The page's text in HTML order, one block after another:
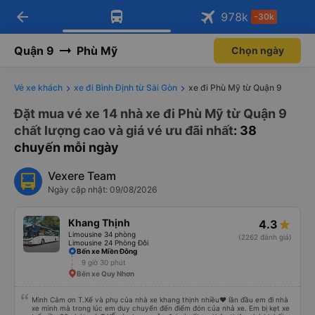
Tải app Vexere ngay!
Nhận ưu đãi thành viên độc
Mở app
Tải app Vexere
-30k/ghế khi đặt vé máy bay qua
Mở app
arrow_back 978k -30k
Quận 9 Phù Mỹ Chọn ngày
Vé xe khách xe đi Bình Định từ Sài Gòn xe đi Phù Mỹ từ Quận 9
Đặt mua vé xe 14 nhà xe đi Phù Mỹ từ Quận 9
chất lượng cao và giá vé ưu đãi nhất: 38
chuyến mỗi ngày
Vexere Team
Ngày cập nhật: 09/08/2026
Khang Thịnh
Limousine 34 phòng
Limousine 24 Phòng Đôi
4.3
(2262 đánh giá)
Bến xe Miền Đông
9 giờ 30 phút
Bến xe Quy Nhơn
Mình Cảm ơn T.Xế và phụ của nhà xe khang thịnh nhiều❤️ lần đầu em đi nhà
xe mình mà trong lúc em duy chuyển đến điểm đón của nhà xe. Em bị kẹt xe